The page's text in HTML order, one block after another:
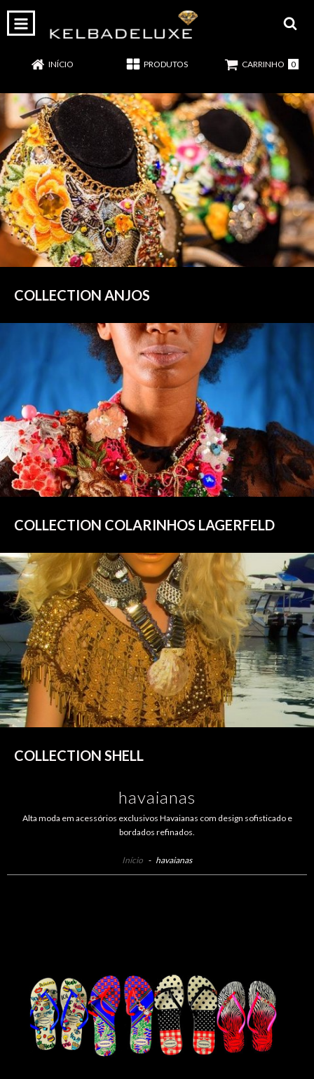
INÍCIO PRODUTOS CARRINHO 0
COLLECTION ANJOS
COLLECTION COLARINHOS LAGERFELD
COLLECTION SHELL
havaianas
Alta moda em acessórios exclusivos Havaianas com design sofisticado e
bordados refinados.
Início - havaianas